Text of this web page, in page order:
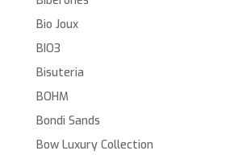
Bio Joux
BIO3
Bisuteria
BOHM
Bondi Sands
Bow Luxury Collection